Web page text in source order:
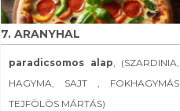
7. ARANYHAL
paradicsomos alap, (SZARDINIA,
HAGYMA, SAJT , FOKHAGYMÁS
TEJFÖLÖS MÁRTÁS)